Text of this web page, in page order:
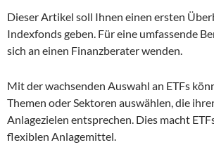
Dieser Artikel soll Ihnen einen ersten
Indexfonds geben. Für eine umfassende
sich an einen Finanzberater wenden.
Mit der wachsenden Auswahl an ETFs
Themen oder Sektoren auswählen, die
Anlagezielen entsprechen. Dies macht
flexiblen Anlagemittel.